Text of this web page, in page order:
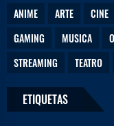
ANIME ARTE CINE
GAMING
MUSICA
STREAMING
TEATRO
ETIQUETAS